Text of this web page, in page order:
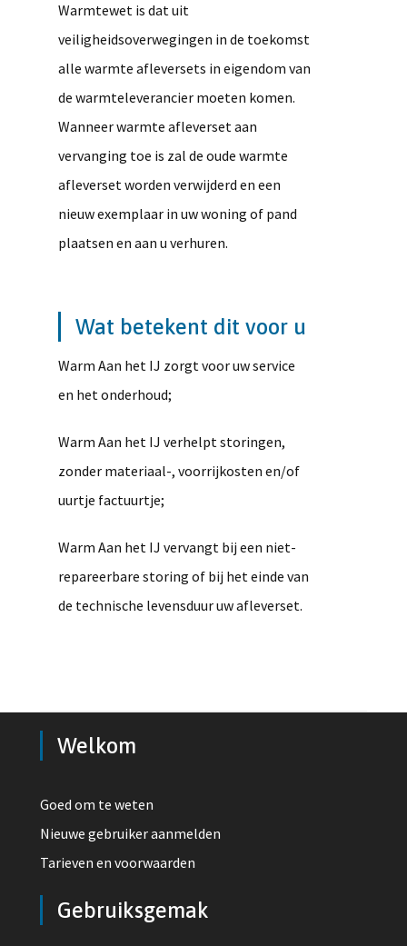
Warmtewet is dat uit
veiligheidsoverwegingen in de toekomst
alle warmte afleversets in eigendom van
de warmteleverancier moeten komen.
Wanneer warmte afleverset aan
vervanging toe is zal de oude warmte
afleverset worden verwijderd en een
nieuw exemplaar in uw woning of pand
plaatsen en aan u verhuren.
Wat betekent dit voor u
Warm Aan het IJ zorgt voor uw service
en het onderhoud;
Warm Aan het IJ verhelpt storingen,
zonder materiaal-, voorrijkosten en/of
uurtje factuurtje;
Warm Aan het IJ vervangt bij een niet-
repareerbare storing of bij het einde van
de technische levensduur uw afleverset.
Welkom
Goed om te weten
Nieuwe gebruiker aanmelden
Tarieven en voorwaarden
Gebruiksgemak